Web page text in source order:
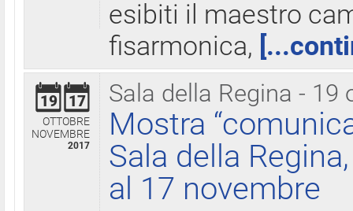
esibiti il maestro
fisarmonica,
Sala della Regina - 19
19 17
OTTOBRE
NOVEMBRE
2017
Mostra
Sala della
al 17 novembre